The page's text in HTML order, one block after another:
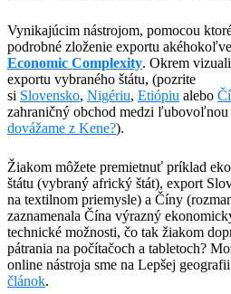
Vynikajúcim nástrojom, pomocou
podrobné zloženie exportu
Economic Complexity. Okrem
exportu vybraného štátu, (pozrite
si Slovensko, Nigériu, Etiópiu alebo
zahraničný obchod medzi
dovážame z Kene?).
Žiakom môžete premietnuť príklad
štátu (vybraný africký štát), export
na textilnom priemysle) a Číny
zaznamenala Čína výrazný
technické možnosti, čo tak žiakom
pátrania na počítačoch a tabletoch?
online nástroja sme na Lepšej
článok.